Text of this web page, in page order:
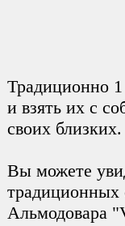
Традиционно
и взять их с
своих близких.
Вы можете
Альмодовара